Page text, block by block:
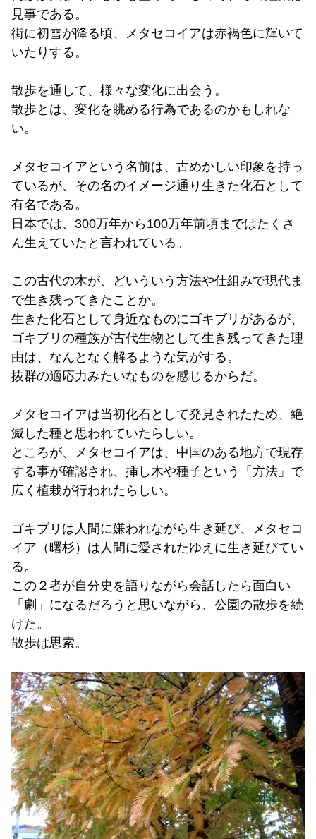
見事である。
街に初雪が降る頃、メタセコイアは赤褐色に輝いて
いたりする。
散歩を通して、様々な変化に出会う。
散歩とは、変化を眺める行為であるのかもしれな
い。
メタセコイアという名前は、古めかしい印象を持っ
ているが、その名のイメージ通り生きた化石として
有名である。
日本では、300万年から100万年前頃まではたくさ
ん生えていたと言われている。
この古代の木が、どいういう方法や仕組みで現代ま
で生き残ってきたことか。
生きた化石として身近なものにゴキブリがあるが、
ゴキブリの種族が古代生物として生き残ってきた理
由は、なんとなく解るような気がする。
抜群の適応力みたいなものを感じるからだ。
メタセコイアは当初化石として発見されたため、絶
滅した種と思われていたらしい。
ところが、メタセコイアは、中国のある地方で現存
する事が確認され、挿し木や種子という「方法」で
広く植栽が行われたらしい。
ゴキブリは人間に嫌われながら生き延び、メタセコ
イア（曙杉）は人間に愛されたゆえに生き延びてい
る。
この２者が自分史を語りながら会話したら面白い
「劇」になるだろうと思いながら、公園の散歩を続
けた。
散歩は思索。